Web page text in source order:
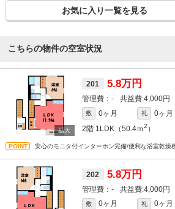
お気に入り一覧を見る
こちらの物件の空室状況
201 5.8万円
- 4,000円
敷 0ヶ月 礼
0ヶ月
2階 1LDK（50.4ｍ2 ）
安心のモニタ付インターホン完備/便利な浴室乾燥
202 5.8万円
- 4,000円
敷 0ヶ月 礼
0ヶ月